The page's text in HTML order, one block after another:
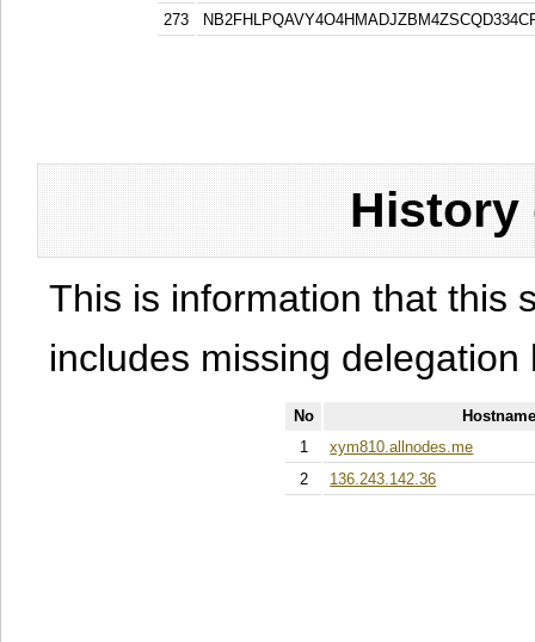
273
History
This is information that this
includes missing
No
1
xym810.allnodes.me
2
136.243.142.36